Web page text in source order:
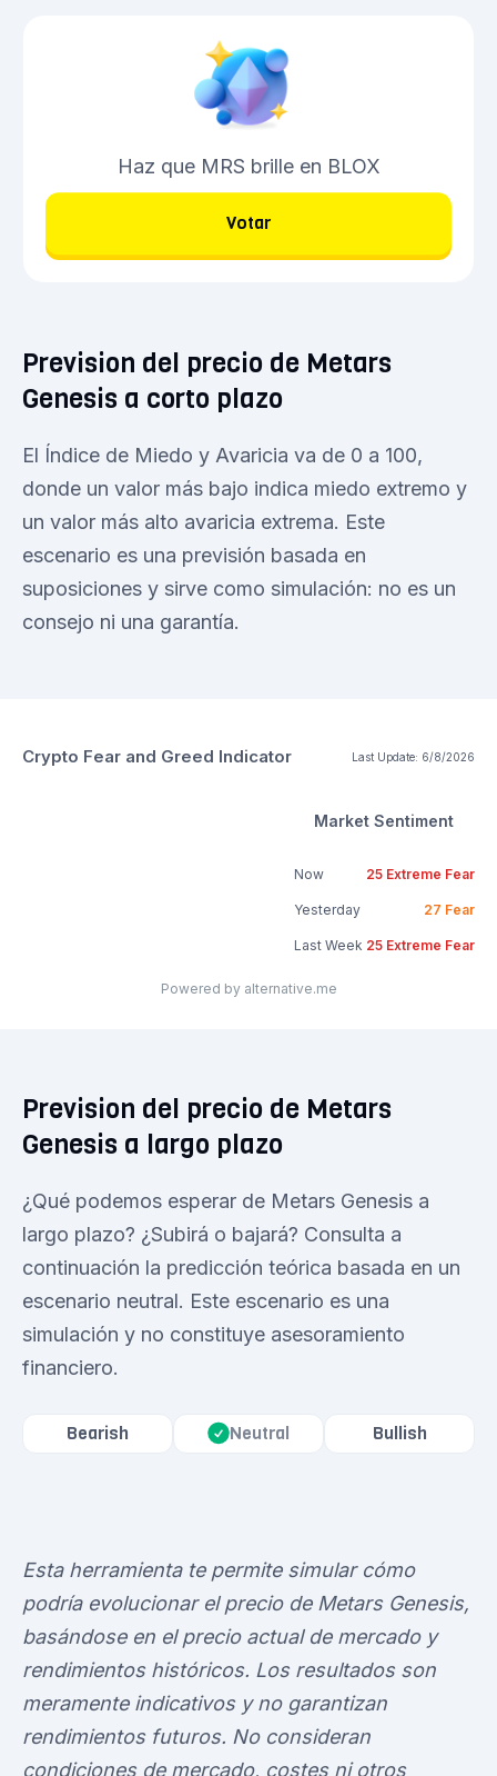
Haz que MRS brille en BLOX
Votar
Prevision del precio de Metars
Genesis a corto plazo
El Índice de Miedo y Avaricia va de 0 a 100,
donde un valor más bajo indica miedo extremo y
un valor más alto avaricia extrema. Este
escenario es una previsión basada en
suposiciones y sirve como simulación: no es un
consejo ni una garantía.
Crypto Fear and Greed Indicator Last Update: 6/8/2026
Market Sentiment
Now 25 Extreme Fear
Yesterday 27 Fear
Last Week 25 Extreme Fear
Powered by alternative.me
Prevision del precio de Metars
Genesis a largo plazo
¿Qué podemos esperar de Metars Genesis a
largo plazo? ¿Subirá o bajará? Consulta a
continuación la predicción teórica basada en un
escenario neutral. Este escenario es una
simulación y no constituye asesoramiento
financiero.
Bearish Neutral Bullish
Esta herramienta te permite simular cómo
podría evolucionar el precio de Metars Genesis,
basándose en el precio actual de mercado y
rendimientos históricos. Los resultados son
meramente indicativos y no garantizan
rendimientos futuros. No consideran
condiciones de mercado, costes ni otros